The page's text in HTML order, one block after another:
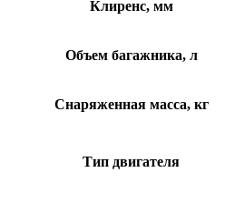
Клиренс, мм
Объем багажника, л
Снаряженная масса, кг
Тип двигателя